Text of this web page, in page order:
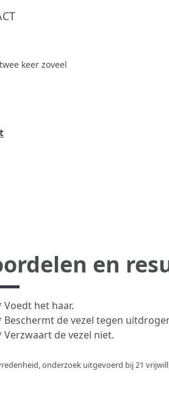
keer zoveel
en
Voedt het haar.
Beschermt de vezel tegen
Verzwaart de vezel niet.
onderzoek uitgevoerd bij 21